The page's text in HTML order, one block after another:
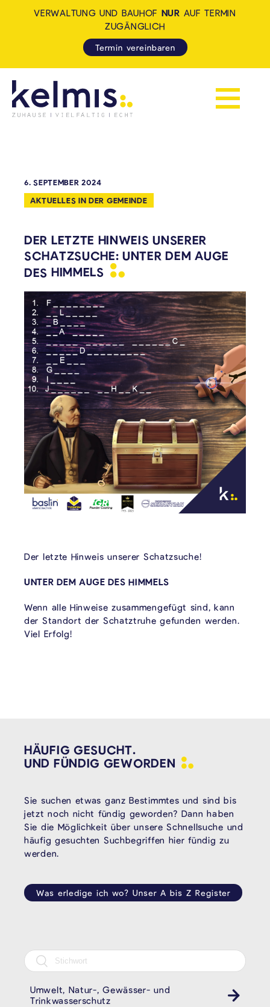
Navigation
VERWALTUNG UND BAUHOF NUR AUF TERMIN
ZUGÄNGLICH
Termin vereinbaren
6. SEPTEMBER 2024
AKTUELLES IN DER GEMEINDE
DER LETZTE HINWEIS UNSERER
SCHATZSUCHE: UNTER DEM AUGE
DES HIMMELS
Der letzte Hinweis unserer Schatzsuche!
UNTER DEM AUGE DES HIMMELS
Wenn alle Hinweise zusammengefügt sind, kann
der Standort der Schatztruhe gefunden werden.
Viel Erfolg!
HÄUFIG GESUCHT.
UND FÜNDIG GEWORDEN
Sie suchen etwas ganz Bestimmtes und sind bis
jetzt noch nicht fündig geworden? Dann haben
Sie die Möglichkeit über unsere Schnellsuche und
häufig gesuchten Suchbegriffen hier fündig zu
werden.
Was erledige ich wo? Unser A bis Z Register
Umwelt, Natur-, Gewässer- und
Trinkwasserschutz